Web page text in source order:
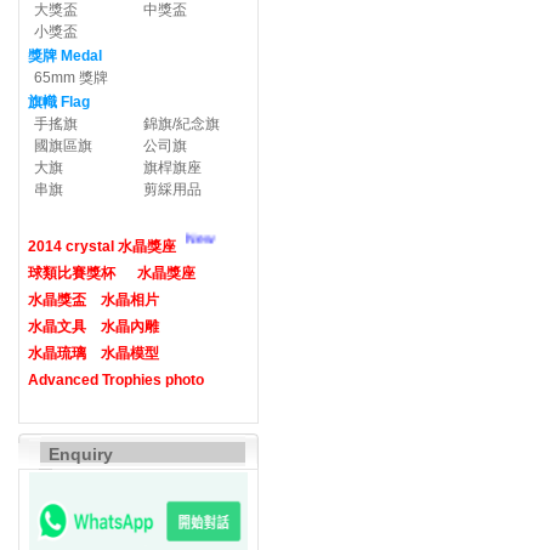
大獎盃
中獎盃
小獎盃
獎牌 Medal
65mm 獎牌
旗幟 Flag
手搖旗
錦旗/紀念旗
國旗區旗
公司旗
大旗
旗桿旗座
串旗
剪綵用品
2014 crystal 水晶獎座 New
球類比賽獎杯
水晶獎座
水晶獎盃
水晶相片
水晶文具
水晶內雕
水晶琉璃
水晶模型
Advanced Trophies photo
Enquiry